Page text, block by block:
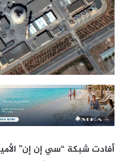
أفادت شبكة “سي إن إن”